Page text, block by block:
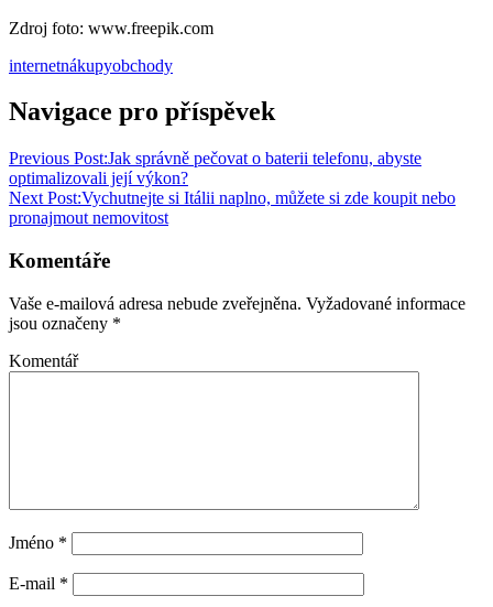
Zdroj foto: www.freepik.com
internetnákupyobchody
Navigace pro příspěvek
Previous Post:Jak správně pečovat o baterii telefonu, abyste
optimalizovali její výkon?
Next Post:Vychutnejte si Itálii naplno, můžete si zde koupit nebo
pronajmout nemovitost
Komentáře
Vaše e-mailová adresa nebude zveřejněna. Vyžadované informace
jsou označeny *
Komentář
Jméno *
E-mail *